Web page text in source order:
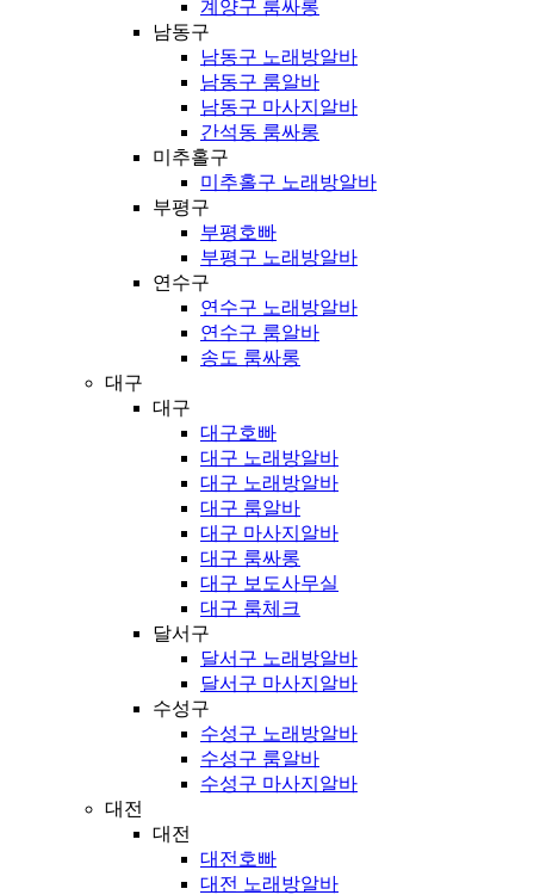
계양구 룸싸롱
남동구
남동구 노래방알바
남동구 룸알바
남동구 마사지알바
간석동 룸싸롱
미추홀구
미추홀구 노래방알바
부평구
부평호빠
부평구 노래방알바
연수구
연수구 노래방알바
연수구 룸알바
송도 룸싸롱
대구
대구
대구호빠
대구 노래방알바
대구 노래방알바
대구 룸알바
대구 마사지알바
대구 룸싸롱
대구 보도사무실
대구 룸체크
달서구
달서구 노래방알바
달서구 마사지알바
수성구
수성구 노래방알바
수성구 룸알바
수성구 마사지알바
대전
대전
대전호빠
대전 노래방알바